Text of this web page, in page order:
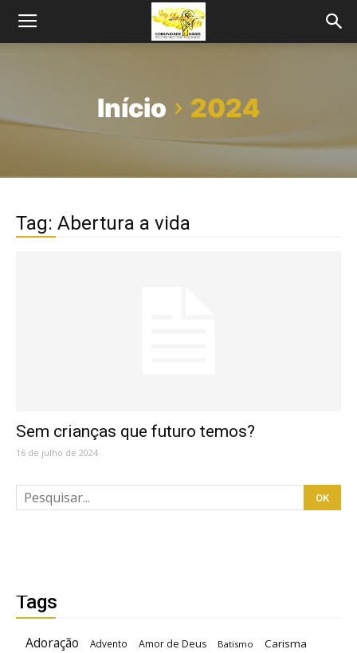
Início 2024
Tag: Abertura a vida
Sem crianças que futuro temos?
16 de julho de 2024
Tags
Adoração Advento Amor de Deus Batismo Carisma